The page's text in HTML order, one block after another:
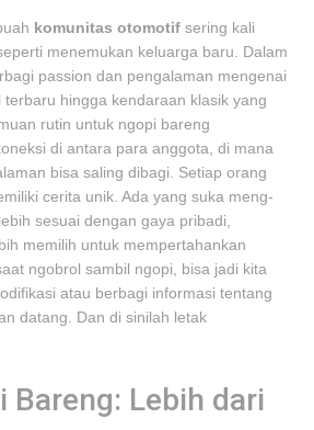
komunitas otomotif sering kali
menemukan keluarga baru. Dalam
passion dan pengalaman mengenai
hingga kendaraan klasik yang
rutin untuk ngopi bareng
di antara para anggota, di mana
bisa saling dibagi. Setiap orang
cerita unik. Ada yang suka meng-
sesuai dengan gaya pribadi,
memilih untuk mempertahankan
ngobrol sambil ngopi, bisa jadi kita
atau berbagi informasi tentang
datang. Dan di sinilah letak
Bareng: Lebih dari